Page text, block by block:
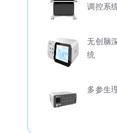
调控系
无创脑
统
多参生